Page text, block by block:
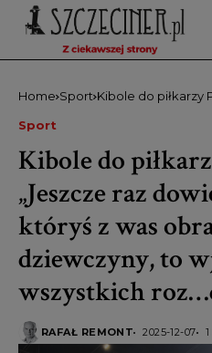
Home Sport Kibole do piłkarzy
Sport
Kibole do
„Jeszcze raz
któryś z was
dziewczyny, to
wszystkich
RAFAŁ REMONT 2025-12-07